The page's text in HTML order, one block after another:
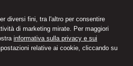
diversi fini, tra l'altro per consentire
di marketing mirate. Per maggiori
informativa sulla privacy e sui
relative ai cookie, cliccando su